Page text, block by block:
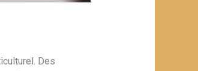
Des